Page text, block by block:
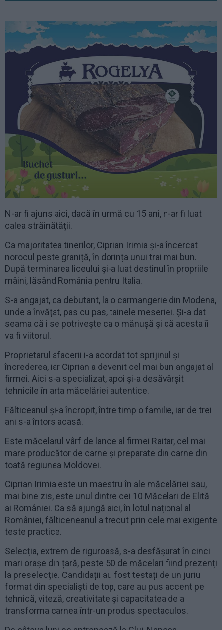
N-ar fi ajuns aici, dacă în urmă cu 15 ani, n-ar fi luat
calea străinătății.
Ca majoritatea tinerilor, Ciprian Irimia și-a încercat
norocul peste graniță, în dorința unui trai mai bun.
După terminarea liceului și-a luat destinul în propriile
mâini, lăsând România pentru Italia.
S-a angajat, ca debutant, la o carmangerie din Modena,
unde a învățat, pas cu pas, tainele meseriei. Și-a dat
seama că i se potrivește ca o mănușă și că acesta îi
va fi viitorul.
Proprietarul afacerii i-a acordat tot sprijinul și
încrederea, iar Ciprian a devenit cel mai bun angajat al
firmei. Aici s-a specializat, apoi și-a desăvârșit
tehnicile în arta măcelăriei autentice.
Fălticeanul și-a încropit, între timp o familie, iar de trei
ani s-a întors acasă.
Este măcelarul vârf de lance al firmei Raitar, cel mai
mare producător de carne și preparate din carne din
toată regiunea Moldovei.
Ciprian Irimia este un maestru în ale măcelăriei sau,
mai bine zis, este unul dintre cei 10 Măcelari de Elită
ai României. Ca să ajungă aici, în lotul național al
României, fălticeneanul a trecut prin cele mai exigente
teste practice.
Selecția, extrem de riguroasă, s-a desfășurat în cinci
mari orașe din țară, peste 50 de măcelari fiind prezenți
la preselecție. Candidații au fost testați de un juriu
format din specialiști de top, care au pus accent pe
tehnică, viteză, creativitate și capacitatea de a
transforma carnea într-un produs spectaculos.